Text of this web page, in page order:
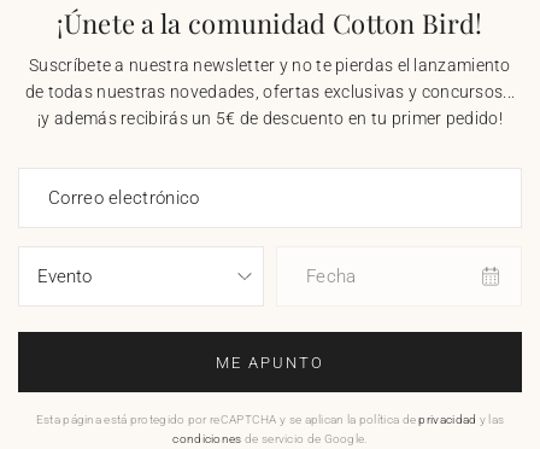
¡Únete a la comunidad Cotton Bird!
Suscríbete a nuestra newsletter y no te pierdas el lanzamiento
de todas nuestras novedades, ofertas exclusivas y concursos...
¡y además recibirás un 5€ de descuento en tu primer pedido!
Correo electrónico
Fecha
ME APUNTO
Esta página está protegido por reCAPTCHA y se aplican la política deprivacidad y las
condiciones de servicio de Google.